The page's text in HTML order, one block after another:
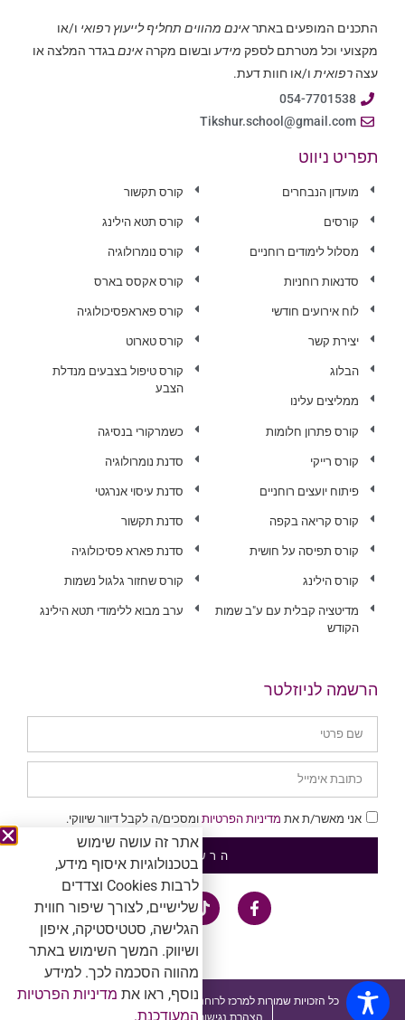
התכנים המופעים באתראינם מהווים תחליף לייעוץ רפואי ו/או
מקצועי וכל מטרתם לספק מידע ובשום מקרה אינםבגדר המלצה או
עצה רפואית ו/או חוות דעת.
054-7701538
Tikshur.school@gmail.com
תפריט ניווט
מועדון הנבחרים
קורסים
מסלול לימודים רוחניים
סדנאות רוחניות
לוח אירועים חודשי
יצירת קשר
הבלוג
ממליצים עלינו
קורס תקשור
קורס תטא הילינג
קורס נומרולוגיה
קורס אקסס בארס
קורס פאראפסיכולוגיה
קורס טארוט
קורס טיפול בצבעים מנדלת
הצבע
קורס פתרון חלומות
קורס רייקי
פיתוח יועצים רוחניים
קורס קריאה בקפה
קורס תפיסה על חושית
קורס הילינג
מדיטציה קבלית עם ע"ב שמות
הקודש
כשמרקורי בנסיגה
סדנת נומרולוגיה
סדנת עיסוי אנרגטי
סדנת תקשור
סדנת פארא פסיכולוגיה
קורס שחזור גלגול נשמות
ערב מבוא ללימודי תטא הילינג
הרשמה לניוזלטר
אני מאשר/ת את מדיניות הפרטיות ומסכים/ה לקבל דיוור שיווקי.
הרשמה
כל הזכויות שמורות למרכז לרוחניות. אין להעתיק ולשכפל ™®Ⓒ
אתר זה עושה שימוש
בטכנולוגיות איסוף מידע,
לרבות Cookies וצדדים
שלישיים, לצורך שיפור חווית
הגלישה, סטטיסטיקה, איפון
ושיווק. המשך השימוש באתר
מהווה הסכמה לכך. למידע
נוסף, ראו את מדיניות הפרטיות
המעודכנת.